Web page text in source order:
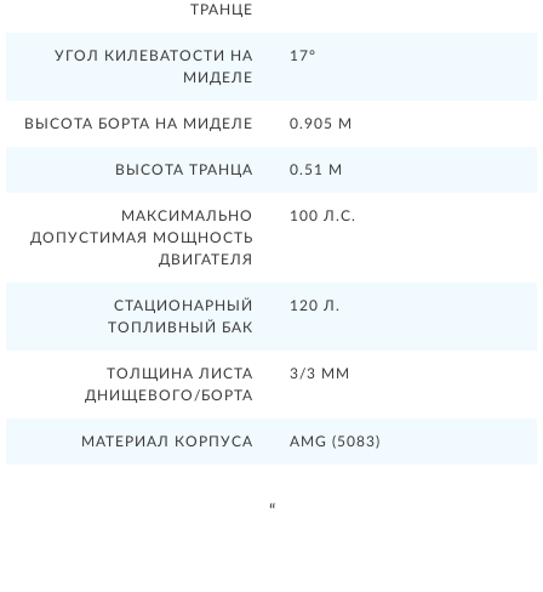
ТРАНЦЕ
УГОЛ КИЛЕВАТОСТИ НА
МИДЕЛЕ
17°
ВЫСОТА БОРТА НА МИДЕЛЕ 0.905 М
ВЫСОТА ТРАНЦА 0.51 М
МАКСИМАЛЬНО
ДОПУСТИМАЯ МОЩНОСТЬ
ДВИГАТЕЛЯ
100 Л.С.
СТАЦИОНАРНЫЙ
ТОПЛИВНЫЙ БАК
120 Л.
ТОЛЩИНА ЛИСТА
ДНИЩЕВОГО/БОРТА
3/3 ММ
МАТЕРИАЛ КОРПУСА AMG (5083)
“